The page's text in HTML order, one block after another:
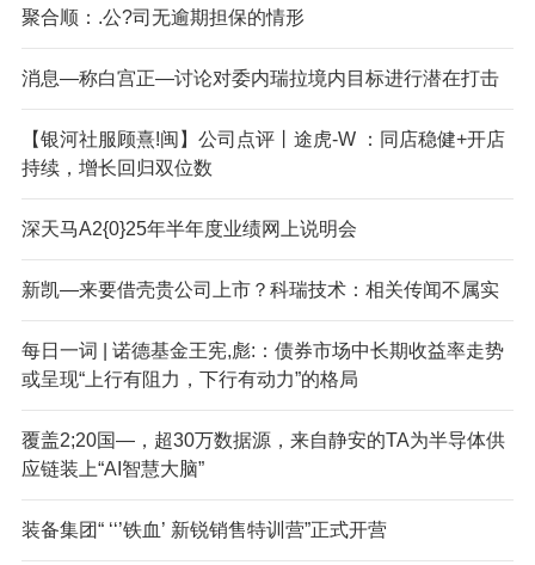
聚合顺：.公?司无逾期担保的情形
消息—称白宫正—讨论对委内瑞拉境内目标进行潜在打击
【银河社服顾熹!闽】公司点评丨途虎-W ：同店稳健+开店
持续，增长回归双位数
深天马A2{0}25年半年度业绩网上说明会
新凯—来要借壳贵公司上市？科瑞技术：相关传闻不属实
每日一词 | 诺德基金王宪,彪:：债券市场中长期收益率走势
或呈现“上行有阻力，下行有动力”的格局
覆盖2;20国—，超30万数据源，来自静安的TA为半导体供
应链装上“AI智慧大脑”
装备集团“ ‘‘’铁血’ 新锐销售特训营”正式开营